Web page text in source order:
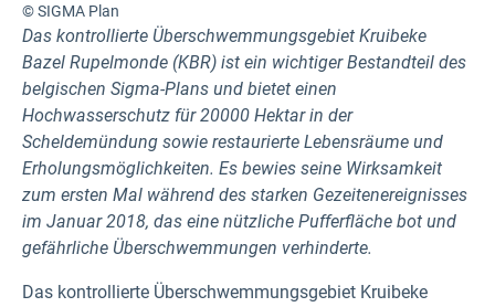
© SIGMA Plan
Das kontrollierte Überschwemmungsgebiet Kruibeke
Bazel Rupelmonde (KBR) ist ein wichtiger Bestandteil des
belgischen Sigma-Plans und bietet einen
Hochwasserschutz für 20000 Hektar in der
Scheldemündung sowie restaurierte Lebensräume und
Erholungsmöglichkeiten. Es bewies seine Wirksamkeit
zum ersten Mal während des starken Gezeitenereignisses
im Januar 2018, das eine nützliche Pufferfläche bot und
gefährliche Überschwemmungen verhinderte.
Das kontrollierte Überschwemmungsgebiet Kruibeke